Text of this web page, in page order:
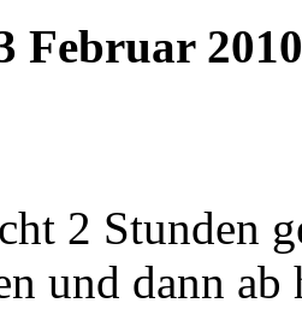
Februar
2 Stunden
und dann